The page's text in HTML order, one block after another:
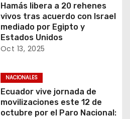
Hamás libera a 20 rehenes
vivos tras acuerdo con Israel
mediado por Egipto y
Estados Unidos
Oct 13, 2025
NACIONALES
Ecuador vive jornada de
movilizaciones este 12 de
octubre por el Paro Nacional: